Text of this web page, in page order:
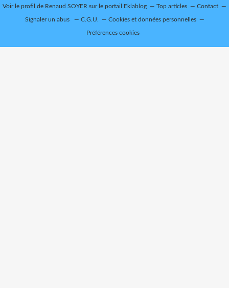
Voir le profil de Renaud SOYER sur le portail Eklablog Top articles Contact
Signaler un abus C.G.U. Cookies et données personnelles
Préférences cookies